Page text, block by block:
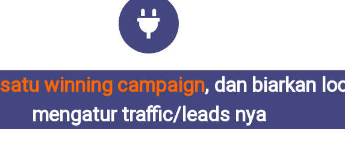
satu winning campaign, dan biarkan
mengatur traffic/leads nya